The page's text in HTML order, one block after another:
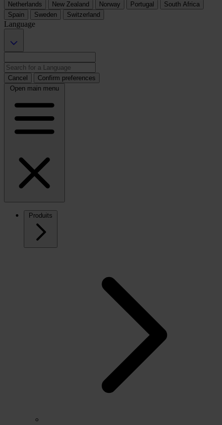
Netherlands
New Zealand Norway Portugal
South Africa
Spain
Sweden Switzerland
Language
Cancel
Confirm preferences
Open main menu
Produits